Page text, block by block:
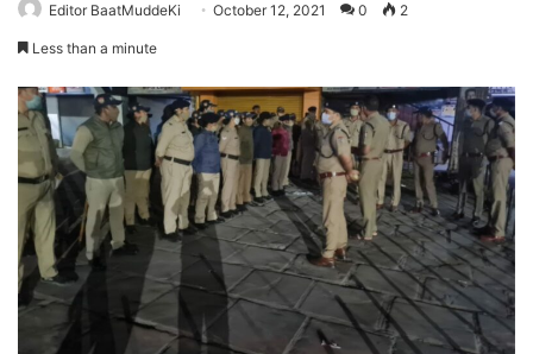
Editor BaatMuddeKi October 12, 2021 0 2
Less than a minute